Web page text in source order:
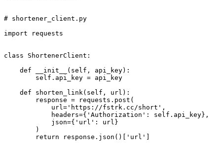
# shortener_client.py
import requests
class ShortenerClient:
    def __init__(self, api_key):
        self.api_key = api_key
    def shorten_link(self, url):
        response = requests.post(
            url='https://fstrk.cc/short',
            headers={'Authorization': self.api_key},
            json={'url': url}
        )
        return response.json()['url']